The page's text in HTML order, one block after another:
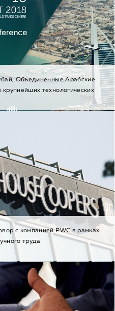
Объединенные Арабские
технологических
с компанией PWC в рамках
труда